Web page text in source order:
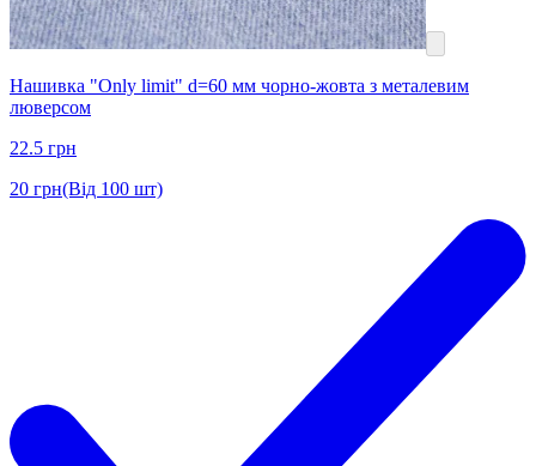
Нашивка "Only limit" d=60 мм чорно-жовта з металевим
люверсом
22.5 грн
20 грн(Від 100 шт)